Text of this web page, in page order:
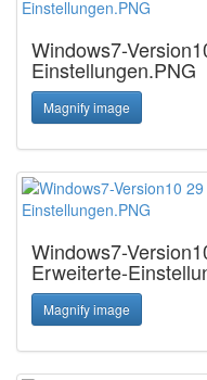
Windows7-
Einstellungen.PNG
Magnify image
Windows7-
Erweiterte-
Magnify image